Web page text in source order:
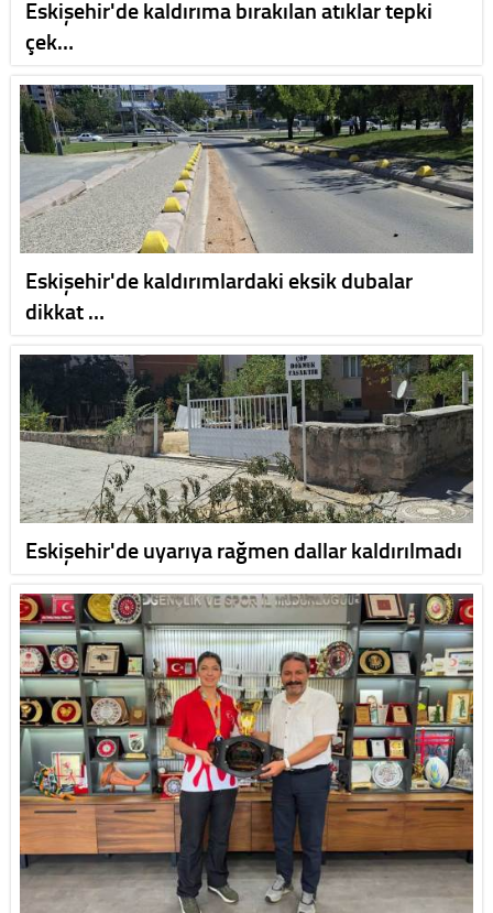
Eskişehir'de kaldırıma bırakılan atıklar tepki
çek…
Eskişehir'de kaldırımlardaki eksik dubalar
dikkat …
Eskişehir'de uyarıya rağmen dallar kaldırılmadı